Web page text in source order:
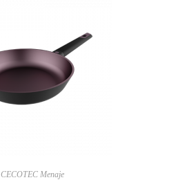
CECOTEC Menaje